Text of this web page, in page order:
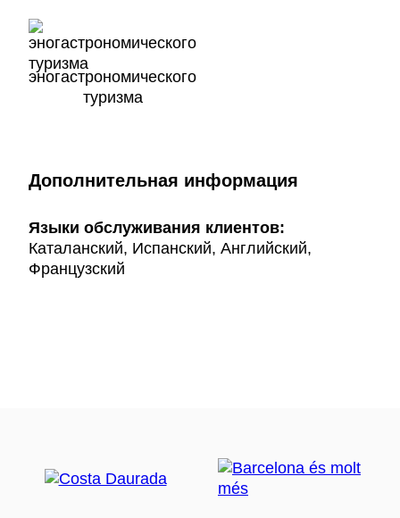
эногастрономического
туризма
Дополнительная информация
Языки обслуживания клиентов:
Каталанский, Испанский, Английский,
Французский